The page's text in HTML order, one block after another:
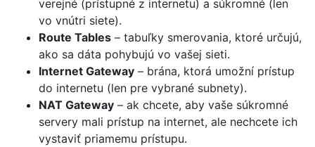
verejné (prístupné z internetu) a súkromné (len
vo vnútri siete).
Route Tables – tabuľky smerovania, ktoré určujú,
ako sa dáta pohybujú vo vašej sieti.
Internet Gateway – brána, ktorá umožní prístup
do internetu (len pre vybrané subnety).
NAT Gateway – ak chcete, aby vaše súkromné
servery mali prístup na internet, ale nechcete ich
vystaviť priamemu prístupu.